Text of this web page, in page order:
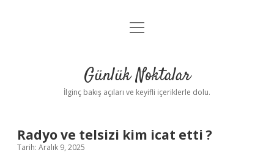
Anasayfa
Yasal Uyarı
menüyü
Günlük Noktalar
İlginç bakış açıları ve keyifli içeriklerle dolu.
Radyo ve telsizi kim icat etti ?
Tarih: Aralık 9, 2025